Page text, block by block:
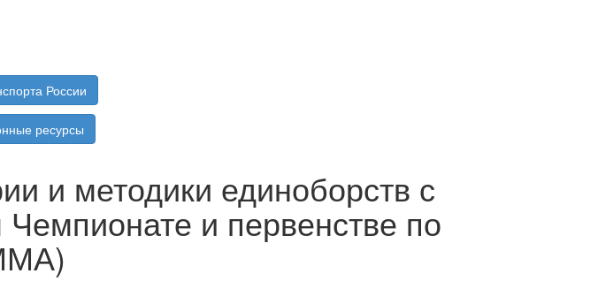
России
ресурсы
и методики единоборств с
и первенстве по